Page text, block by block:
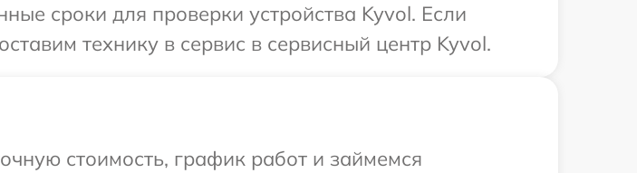
сроки для проверки устройства Kyvol. Если
технику в сервис в сервисный центр Kyvol.
стоимость, график работ и займемся